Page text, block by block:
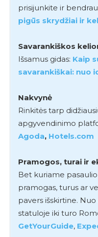
prisijunkite ir
pigūs skrydžiai ir
Savarankiškos
Išsamus gidas: Kaip
savarankiškai: nuo
Nakvynė
Rinkitės tarp
apgyvendinimo
Agoda, Hotels.com
Pramogos, turai ir
Bet kuriame
pramogas, turus ar
pavers išskirtine.
statuloje iki turo
GetYourGuide,